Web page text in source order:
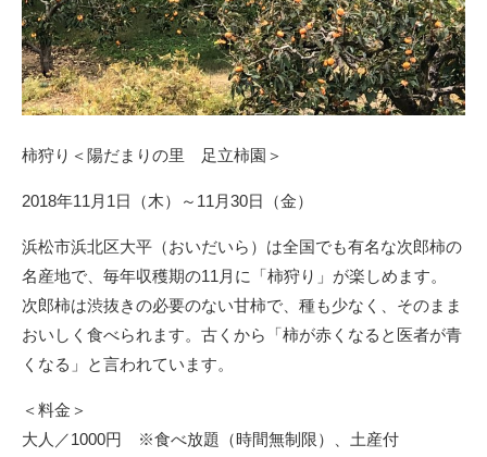
柿狩り＜陽だまりの里 足立柿園＞
2018年11月1日（木）～11月30日（金）
浜松市浜北区大平（おいだいら）は全国でも有名な次郎柿の
名産地で、毎年収穫期の11月に「柿狩り」が楽しめます。
次郎柿は渋抜きの必要のない甘柿で、種も少なく、そのまま
おいしく食べられます。古くから「柿が赤くなると医者が青
くなる」と言われています。
＜料金＞
大人／1000円 ※食べ放題（時間無制限）、土産付